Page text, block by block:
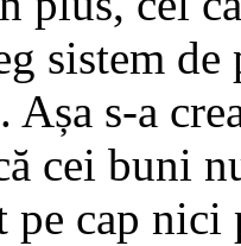
sistem
Așa s-a
cei buni
pe cap nici